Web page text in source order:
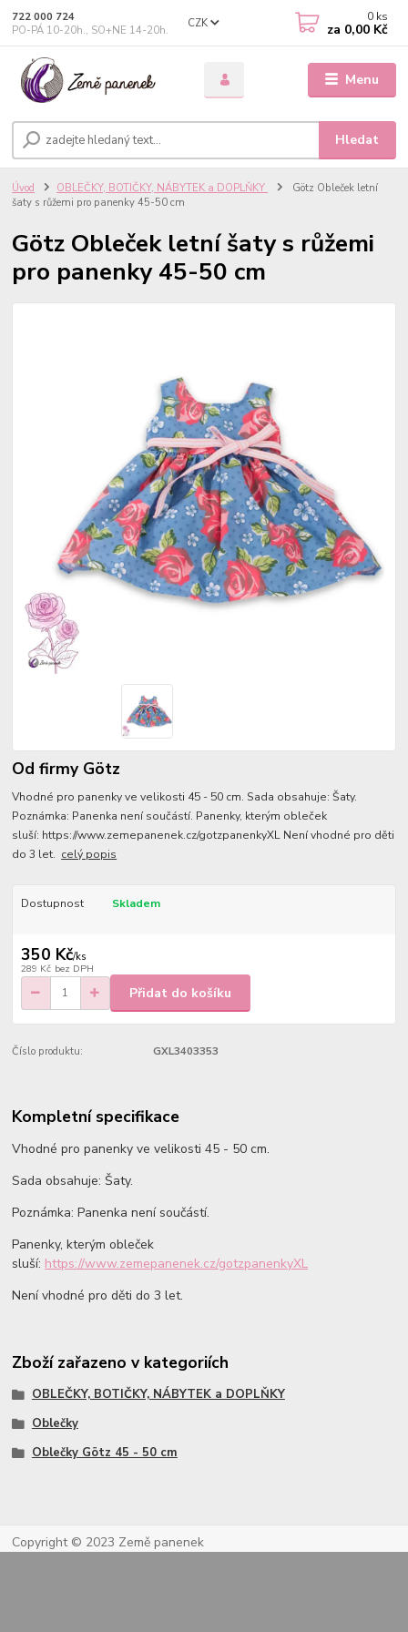
Menu
CZK
Hledat
722 000 724
PO-PÁ 10-20h., SO+NE 14-20h.
0 ks
za 0,00 Kč
Úvod OBLEČKY, BOTIČKY, NÁBYTEK a DOPLŇKY
Götz Obleček letní
šaty s růžemi pro panenky 45-50 cm
Götz Obleček letní šaty s růžemi
pro panenky 45-50 cm
Od firmy Götz
Vhodné pro panenky ve velikosti 45 - 50 cm. Sada obsahuje: Šaty.
Poznámka: Panenka není součástí. Panenky, kterým obleček
sluší: https://www.zemepanenek.cz/gotzpanenkyXL Není vhodné pro děti
do 3 let. celý popis
Dostupnost Skladem
350 Kč/ks
289 Kč bez DPH
Přidat do košíku
Číslo produktu: GXL3403353
Kompletní specifikace
Vhodné pro panenky ve velikosti 45 - 50 cm.
Sada obsahuje: Šaty.
Poznámka: Panenka není součástí.
Panenky, kterým obleček
sluší: https://www.zemepanenek.cz/gotzpanenkyXL
Není vhodné pro děti do 3 let.
Zboží zařazeno v kategoriích
OBLEČKY, BOTIČKY, NÁBYTEK a DOPLŇKY
Oblečky
Oblečky Götz 45 - 50 cm
Copyright © 2023 Země panenek